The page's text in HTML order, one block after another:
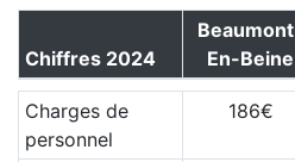
Chiffres 2024
En-Beine
Charges de
personnel
186€